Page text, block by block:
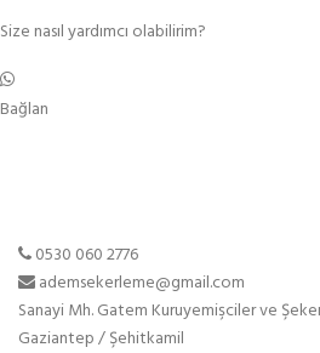
Size nasıl yardımcı olabilirim?
Bağlan
0530 060 2776
ademsekerleme@gmail.com
Sanayi Mh. Gatem Kuruyemişciler ve
Gaziantep / Şehitkamil